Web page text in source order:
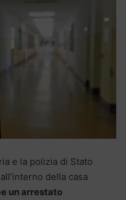
e la polizia di Stato
della casa
un arrestato